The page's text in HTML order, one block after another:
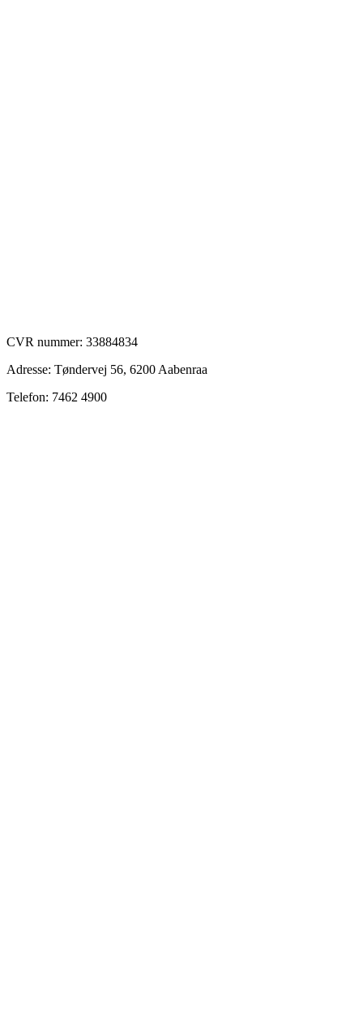
CVR nummer: 33884834
Adresse: Tøndervej 56, 6200 Aabenraa
Telefon: 7462 4900